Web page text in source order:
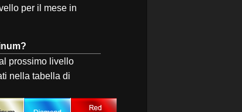
per il mese in
prossimo livello
nella tabella di